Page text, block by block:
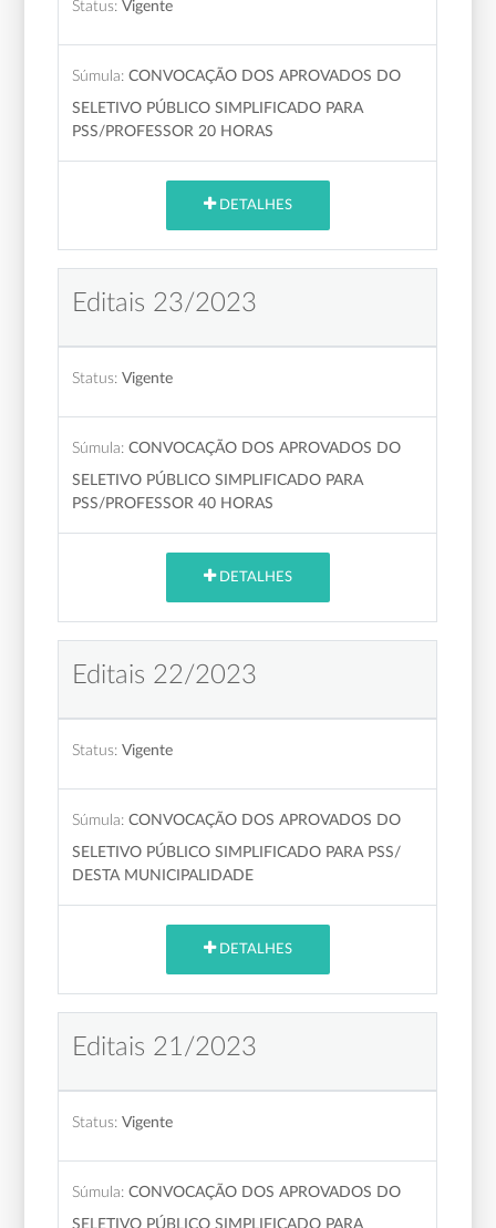
Status: Vigente
Súmula: CONVOCAÇÃO DOS APROVADOS DO
SELETIVO PÚBLICO SIMPLIFICADO PARA
PSS/PROFESSOR 20 HORAS
DETALHES
Editais 23/2023
Status: Vigente
Súmula: CONVOCAÇÃO DOS APROVADOS DO
SELETIVO PÚBLICO SIMPLIFICADO PARA
PSS/PROFESSOR 40 HORAS
DETALHES
Editais 22/2023
Status: Vigente
Súmula: CONVOCAÇÃO DOS APROVADOS DO
SELETIVO PÚBLICO SIMPLIFICADO PARA PSS/
DESTA MUNICIPALIDADE
DETALHES
Editais 21/2023
Status: Vigente
Súmula: CONVOCAÇÃO DOS APROVADOS DO
SELETIVO PÚBLICO SIMPLIFICADO PARA